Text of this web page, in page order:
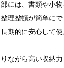
には、書類や小
理整頓が簡単に
期的に安心して使
ながら高い収納